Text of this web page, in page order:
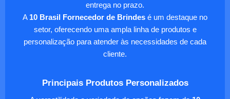
entrega no prazo.
A 10 Brasil Fornecedor de Brindes é um destaque no
setor, oferecendo uma ampla linha de produtos e
personalização para atender às necessidades de cada
cliente.
Principais Produtos Personalizados